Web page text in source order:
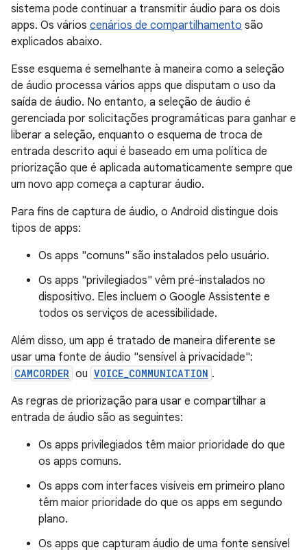
sistema pode continuar a transmitir áudio para os dois
apps. Os vários cenários de compartilhamento são
explicados abaixo.
Esse esquema é semelhante à maneira como a seleção
de áudio processa vários apps que disputam o uso da
saída de áudio. No entanto, a seleção de áudio é
gerenciada por solicitações programáticas para ganhar e
liberar a seleção, enquanto o esquema de troca de
entrada descrito aqui é baseado em uma política de
priorização que é aplicada automaticamente sempre que
um novo app começa a capturar áudio.
Para fins de captura de áudio, o Android distingue dois
tipos de apps:
Os apps "comuns" são instalados pelo usuário.
Os apps "privilegiados" vêm pré-instalados no
dispositivo. Eles incluem o Google Assistente e
todos os serviços de acessibilidade.
Além disso, um app é tratado de maneira diferente se
usar uma fonte de áudio "sensível à privacidade":
CAMCORDER ou VOICE_COMMUNICATION .
As regras de priorização para usar e compartilhar a
entrada de áudio são as seguintes:
Os apps privilegiados têm maior prioridade do que
os apps comuns.
Os apps com interfaces visíveis em primeiro plano
têm maior prioridade do que os apps em segundo
plano.
Os apps que capturam áudio de uma fonte sensível